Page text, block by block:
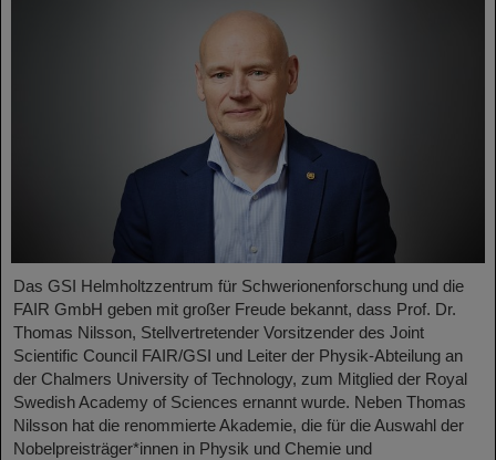
Das GSI Helmholtzzentrum für Schwerionenforschung und die
FAIR GmbH geben mit großer Freude bekannt, dass Prof. Dr.
Thomas Nilsson, Stellvertretender Vorsitzender des Joint
Scientific Council FAIR/GSI und Leiter der Physik-Abteilung an
der Chalmers University of Technology, zum Mitglied der Royal
Swedish Academy of Sciences ernannt wurde. Neben Thomas
Nilsson hat die renommierte Akademie, die für die Auswahl der
Nobelpreisträger*innen in Physik und Chemie und